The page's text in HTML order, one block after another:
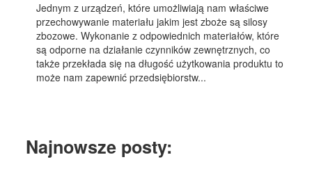
Jednym z urządzeń, które umożliwiają nam właściwe
przechowywanie materiału jakim jest zboże są silosy
zbozowe. Wykonanie z odpowiednich materiałów, które
są odporne na działanie czynników zewnętrznych, co
także przekłada się na długość użytkowania produktu to
może nam zapewnić przedsiębiorstw...
Najnowsze posty: